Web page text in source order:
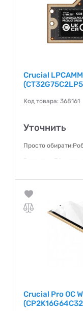
Crucial
Код товара: 368161
Уточнить
Просто
Crucial Pro OC